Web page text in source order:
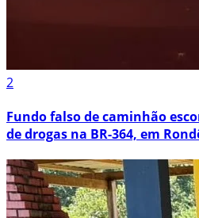
2
Fundo falso de caminhão
de drogas na BR-364, em